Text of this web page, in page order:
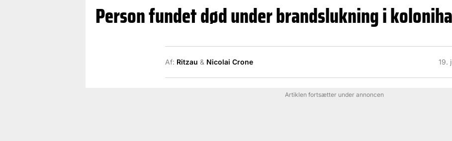
Person fundet død under brandslukning i
Af: Ritzau & Nicolai Crone 19.
Artiklen fortsætter under annoncen